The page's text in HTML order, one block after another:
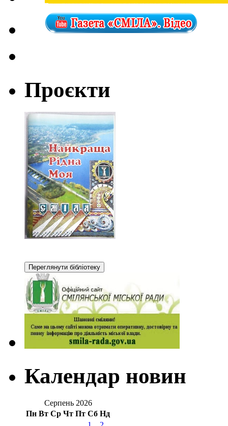
Проєкти
Календар новин
Серпень 2026
Пн Вт Ср Чт Пт Сб Нд